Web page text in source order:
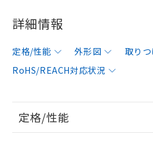
詳細情報
定格/性能 外形図 取り
RoHS/REACH対応状況
定格/性能